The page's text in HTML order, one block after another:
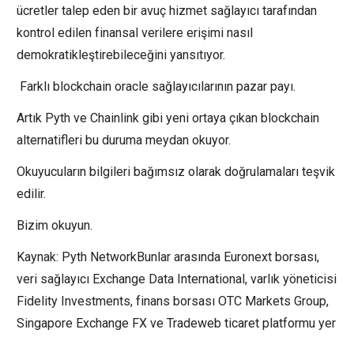
ücretler talep eden bir avuç hizmet sağlayıcı tarafından
kontrol edilen finansal verilere erişimi nasıl
demokratikleştirebileceğini yansıtıyor.
Farklı blockchain oracle sağlayıcılarının pazar payı.
Artık Pyth ve Chainlink gibi yeni ortaya çıkan blockchain
alternatifleri bu duruma meydan okuyor.
Okuyucuların bilgileri bağımsız olarak doğrulamaları teşvik
edilir.
Bizim okuyun.
Kaynak: Pyth NetworkBunlar arasında Euronext borsası,
veri sağlayıcı Exchange Data International, varlık yöneticisi
Fidelity Investments, finans borsası OTC Markets Group,
Singapore Exchange FX ve Tradeweb ticaret platformu yer